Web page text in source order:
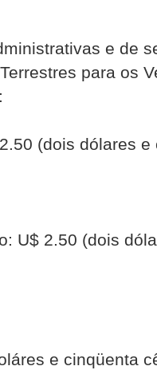
e de
para os
(dois dólares
U$ 2.50 (dois
e cinqüenta